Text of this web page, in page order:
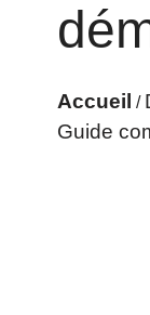
Accueil /
Guide